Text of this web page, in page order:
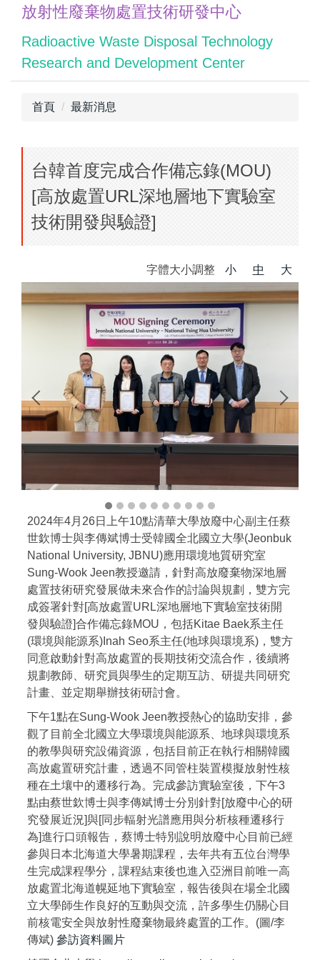
內
放射性廢棄物處置技術研發中心
Radioactive Waste Disposal Technology
Research and Development Center
首頁 最新消息
台韓首度完成合作備忘錄(MOU)
[高放處置URL深地層地下實驗室
技術開發與驗證]
字體大小調整 小 中 大
2024年4月26日上午10點清華大學放廢中心副主任蔡
世欽博士與李傳斌博士受韓國全北國立大學(Jeonbuk
National University, JBNU)應用環境地質研究室
Sung-Wook Jeen教授邀請，針對高放廢棄物深地層
處置技術研究發展做未來合作的討論與規劃，雙方完
成簽署針對[高放處置URL深地層地下實驗室技術開
發與驗證]合作備忘錄MOU，包括Kitae Baek系主任
(環境與能源系)Inah Seo系主任(地球與環境系)，雙方
同意啟動針對高放處置的長期技術交流合作，後續將
規劃教師、研究員與學生的定期互訪、研提共同研究
計畫、並定期舉辦技術研討會。
下午1點在Sung-Wook Jeen教授熱心的協助安排，參
觀了目前全北國立大學環境與能源系、地球與環境系
的教學與研究設備資源，包括目前正在執行相關韓國
高放處置研究計畫，透過不同管柱裝置模擬放射性核
種在土壤中的遷移行為。完成參訪實驗室後，下午3
點由蔡世欽博士與李傳斌博士分別針對[放廢中心的研
究發展近況]與[同步輻射光譜應用與分析核種遷移行
為]進行口頭報告，蔡博士特別說明放廢中心目前已經
參與日本北海道大學暑期課程，去年共有五位台灣學
生完成課程學分，課程結束後也進入亞洲目前唯一高
放處置北海道幌延地下實驗室，報告後與在場全北國
立大學師生作良好的互動與交流，許多學生仍關心目
前核電安全與放射性廢棄物最終處置的工作。(圖/李
傳斌) 參訪資料圖片